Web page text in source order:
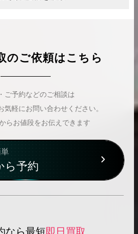
のご依頼はこちら
ご予約などのご相談は
気軽にお問い合わせください。
らお値段をお伝えできます
ら予約
なら最短即日買取